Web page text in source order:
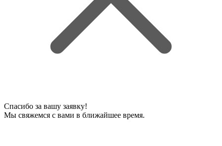
Спасибо за вашу заявку!
Мы свяжемся с вами в ближайшее время.